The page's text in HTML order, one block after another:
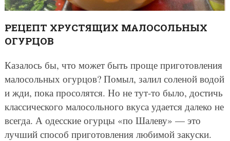
РЕЦЕПТ ХРУСТЯЩИХ МАЛОСОЛЬНЫХ
ОГУРЦОВ
Казалось бы, что может быть проще приготовления
малосольных огурцов? Помыл, залил соленой водой
и жди, пока просолятся. Но не тут-то было, достичь
классического малосольного вкуса удается далеко не
всегда. А одесские огурцы «по Шалеву» — это
лучший способ приготовления любимой закуски.